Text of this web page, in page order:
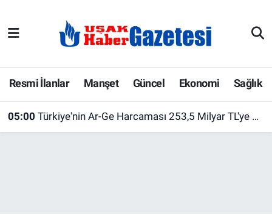
Resmi İlanlar Manşet Güncel Ekonomi Sağlık
05:00 Türkiye'nin Ar-Ge Harcaması 253,5 Milyar TL'ye Ulaştı! Üniversiteler İlk Sırada Yer Aldı
E-Gazete
Ekonomi
Uşak Hava Durumu
Uşak Trafik Yoğunluk Haritası